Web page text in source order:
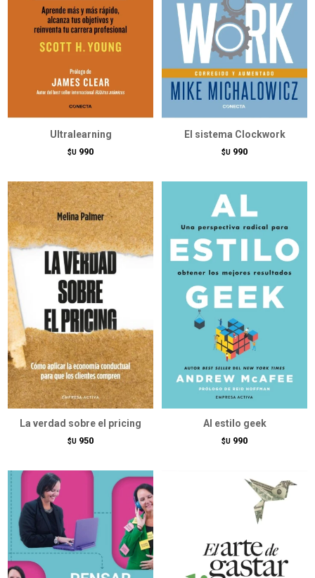
Ultralearning
$U 990
El sistema Clockwork
$U 990
La verdad sobre el pricing
$U 950
Al estilo geek
$U 990